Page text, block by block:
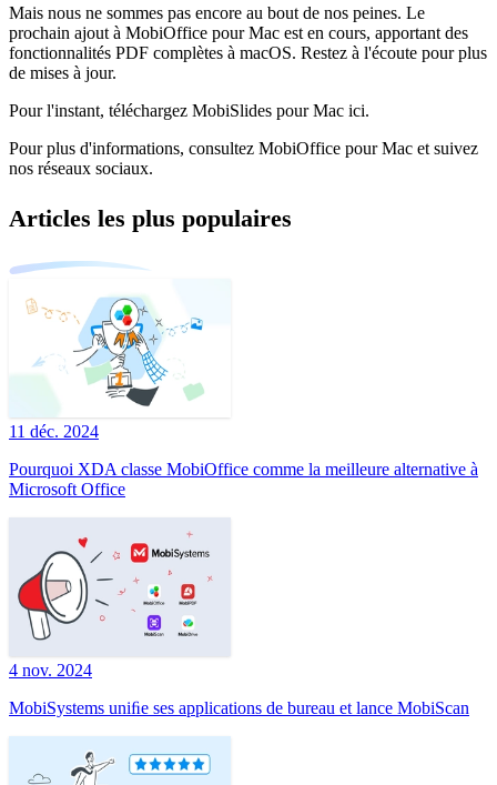
Mais nous ne sommes pas encore au bout de nos peines. Le
prochain ajout à MobiOffice pour Mac est en cours, apportant des
fonctionnalités PDF complètes à macOS. Restez à l'écoute pour plus
de mises à jour.
Pour l'instant, téléchargez MobiSlides pour Mac ici.
Pour plus d'informations, consultez MobiOffice pour Mac et suivez
nos réseaux sociaux.
Articles les plus populaires
11 déc. 2024
Pourquoi XDA classe MobiOffice comme la meilleure alternative à
Microsoft Office
4 nov. 2024
MobiSystems uniﬁe ses applications de bureau et lance MobiScan